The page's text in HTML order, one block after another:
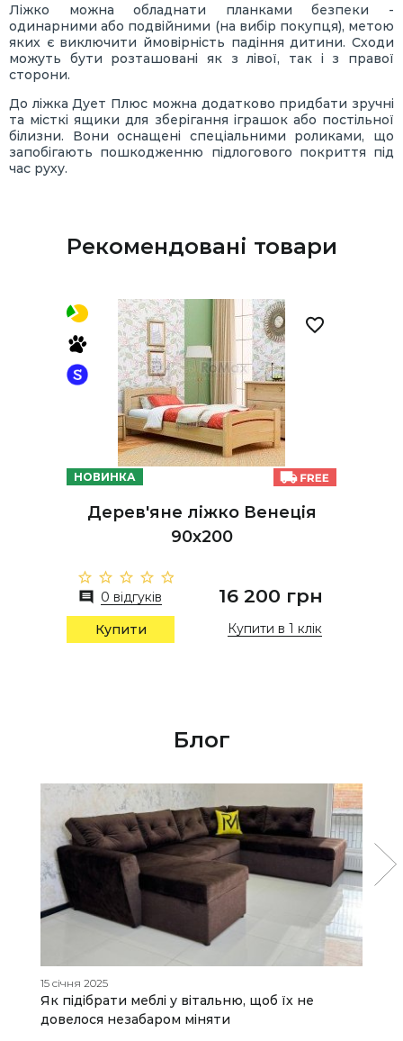
Ліжко можна обладнати планками безпеки -
одинарними або подвійними (на вибір покупця), метою
яких є виключити ймовірність падіння дитини. Сходи
можуть бути розташовані як з лівої, так і з правої
сторони.
До ліжка Дует Плюс можна додатково придбати зручні
та місткі ящики для зберігання іграшок або постільної
білизни. Вони оснащені спеціальними роликами, що
запобігають пошкодженню підлогового покриття під
час руху.
Рекомендовані товари
НОВИНКА
Дерев'яне ліжко Венеція
90х200
0 відгуків 16 200 грн
Купити Купити в 1 клік
Блог
15 січня 2025
Як підібрати меблі у вітальню, щоб їх не
довелося незабаром міняти